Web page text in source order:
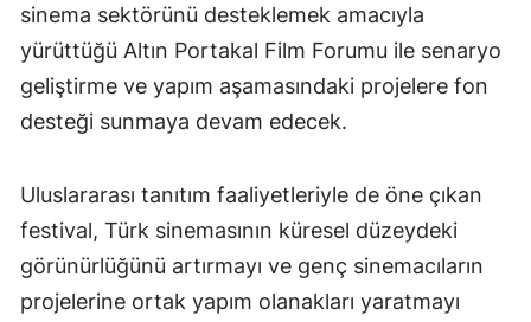
sinema sektörünü desteklemek amacıyla
yürüttüğü Altın Portakal Film Forumu ile senaryo
geliştirme ve yapım aşamasındaki projelere fon
desteği sunmaya devam edecek.
Uluslararası tanıtım faaliyetleriyle de öne çıkan
festival, Türk sinemasının küresel düzeydeki
görünürlüğünü artırmayı ve genç sinemacıların
projelerine ortak yapım olanakları yaratmayı